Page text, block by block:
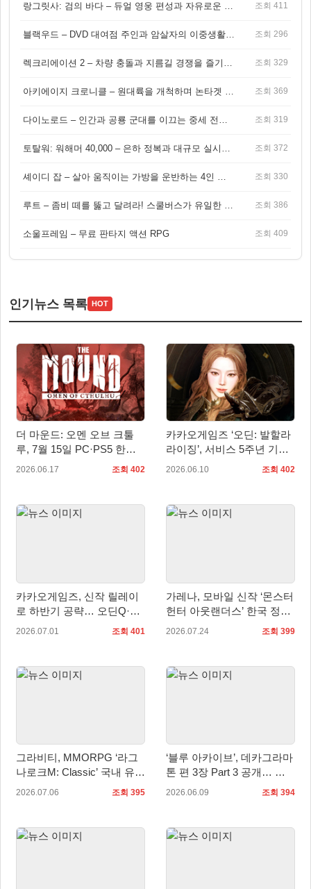
조회 411
조회 296
조회 329
조회 369
조회 319
조회 372
조회 330
조회 386
소울프레임 – 무료 판타지 액션 RPG 조회 409
인기뉴스 목록 HOT
더 마운드: 오멘 오브 크툴
루, 7월 15일 PC·PS5 한국
어판 출시
2026.06.17 조회 402
카카오게임즈 ‘오딘: 발할라
라이징’, 서비스 5주년 기념
업데이트 사전등록 시작
2026.06.10 조회 402
카카오게임즈, 신작 릴레이
로 하반기 공략… 오딘Q·도
깨비의세계·갓 세이브 버밍
2026.07.01 조회 401
가레나, 모바일 신작 ‘몬스터
헌터 아웃랜더스’ 한국 정식
출시 확정… 사전예약 시작
2026.07.24 조회 399
그라비티, MMORPG ‘라그
나로크M: Classic’ 국내 유저
간담회 ‘Fun & Fan Day’ 개
2026.07.06 조회 395
‘블루 아카이브’, 데카그라마
톤 편 3장 Part 3 공개… 케
이·아리스 무장 추가
2026.06.09 조회 394